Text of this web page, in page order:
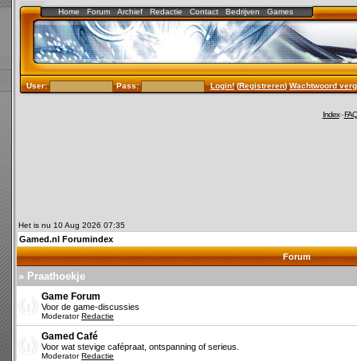
Home Forum Archief Redactie Contact Bedrijven Games
User: Pass: Login!(Registreren)Wachtwoord
Index-FAQ
Het is nu 10 Aug 2026 07:35
Gamed.nl Forumindex
Forum
» Praathoekje
Game Forum
Voor de game-discussies
ModeratorRedactie
Gamed Café
Voor wat stevige cafépraat, ontspanning of serieus.
ModeratorRedactie